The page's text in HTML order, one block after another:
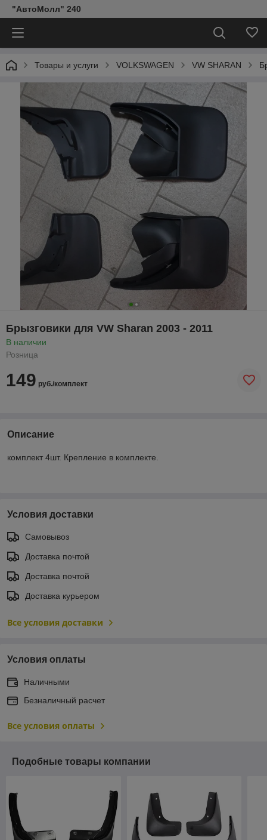
"АвтоМолл" 240
Товары и услуги VOLKSWAGEN VW SHARAN
Брызговики для VW Sharan 2003 - 2011
В наличии
Розница
149 руб./комплект
Описание
комплект 4шт. Крепление в комплекте.
Условия доставки
Самовывоз
Доставка почтой
Доставка почтой
Доставка курьером
Все условия доставки
Условия оплаты
Наличными
Безналичный расчет
Все условия оплаты
Подобные товары компании